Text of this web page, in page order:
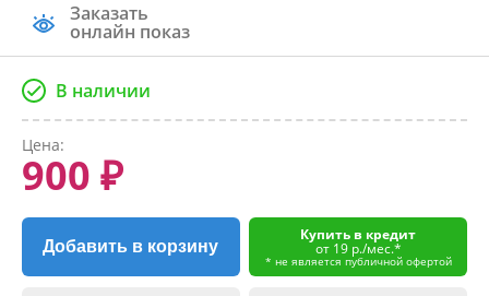
Заказать
онлайн показ
В наличии
Цена:
900 ₽
Добавить в корзину
Купить в кредит
от 19 р./мес.*
* не является публичной офертой